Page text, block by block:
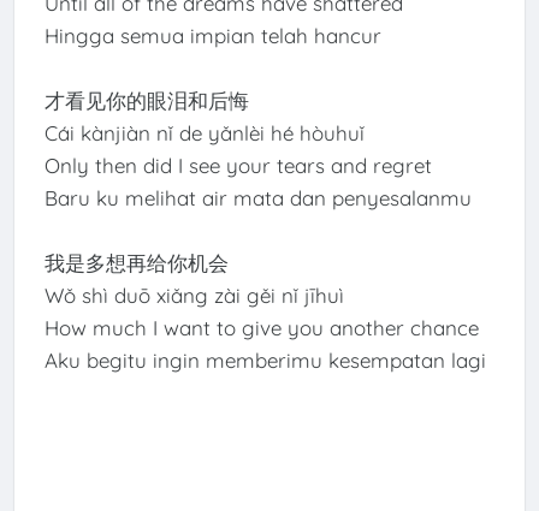
Hingga semua impian telah hancur
才看见你的眼泪和后悔
Cái kànjiàn nǐ de yǎnlèi hé hòuhuǐ
Only then did I see your tears and regret
Baru ku melihat air mata dan penyesalanmu
我是多想再给你机会
Wǒ shì duō xiǎng zài gěi nǐ jīhuì
How much I want to give you another chance
Aku begitu ingin memberimu kesempatan lagi